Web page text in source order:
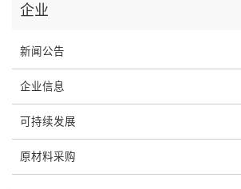
企业
新闻公告
企业信息
可持续发展
原材料采购